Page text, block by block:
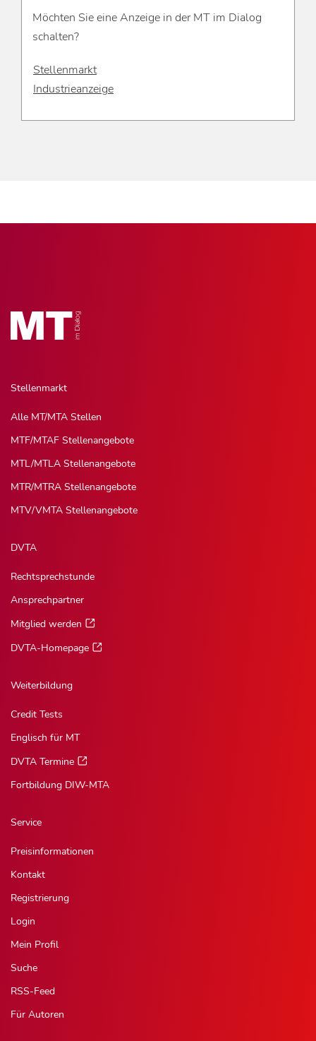
Möchten Sie eine Anzeige in der MT im Dialog
schalten?
Stellenmarkt
Industrieanzeige
Stellenmarkt
Alle MT/MTA Stellen
MTF/MTAF Stellenangebote
MTL/MTLA Stellenangebote
MTR/MTRA Stellenangebote
MTV/VMTA Stellenangebote
DVTA
Rechtsprechstunde
Ansprechpartner
Mitglied werden
DVTA-Homepage
Weiterbildung
Credit Tests
Englisch für MT
DVTA Termine
Fortbildung DIW-MTA
Service
Preisinformationen
Kontakt
Registrierung
Login
Mein Profil
Suche
RSS-Feed
Für Autoren